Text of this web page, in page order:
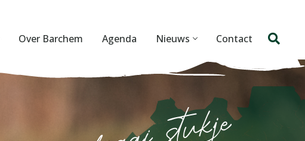
Over Barchem Agenda Nieuws Contact